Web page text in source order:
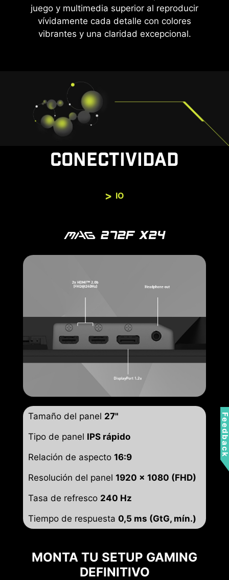
juego y multimedia superior al reproducir
vívidamente cada detalle con colores
vibrantes y una claridad excepcional.
CONECTIVIDAD
IO
Tamaño del panel 27"
Tipo de panel IPS rápido
Relación de aspecto 16:9
Resolución del panel 1920 x 1080 (FHD)
Tasa de refresco 240 Hz
Tiempo de respuesta 0,5 ms (GtG, mín.)
MONTA TU SETUP GAMING
DEFINITIVO